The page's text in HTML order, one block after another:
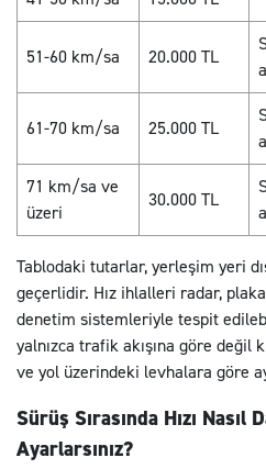
51-60 km/sa 20.000 TL
61-70 km/sa 25.000 TL
71 km/sa ve
üzeri
30.000 TL
Tablodaki tutarlar, yerleşim yeri
geçerlidir. Hız ihlalleri radar,
denetim sistemleriyle tespit
yalnızca trafik akışına göre değil
ve yol üzerindeki levhalara göre
Sürüş Sırasında Hızı Nasıl
Ayarlarsınız?